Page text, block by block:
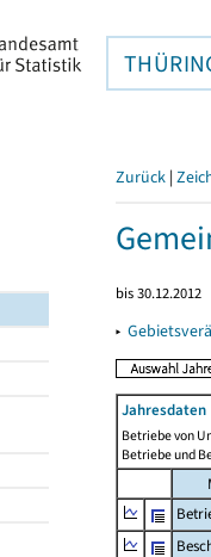
Zurück |
bis 30.12.2012
▸
Jahresdaten
Betriebe von
Betriebe und